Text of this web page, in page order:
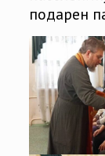
подарен